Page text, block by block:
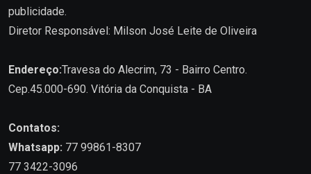
publicidade.
Diretor Responsável: Milson José Leite de Oliveira
Endereço:Travesa do Alecrim, 73 - Bairro Centro.
Cep.45.000-690. Vitória da Conquista - BA
Contatos:
Whatsapp: 77 99861-8307
77 3422-3096